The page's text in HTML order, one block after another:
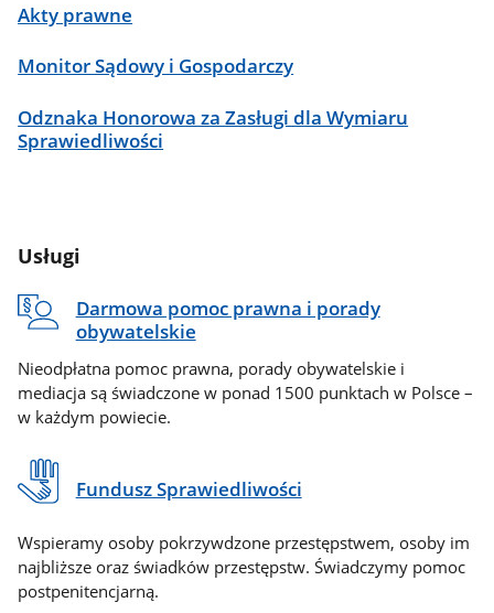
Akty prawne
Monitor Sądowy i Gospodarczy
Odznaka Honorowa za Zasługi dla Wymiaru
Sprawiedliwości
Usługi
Darmowa pomoc prawna i porady
obywatelskie
Nieodpłatna pomoc prawna, porady obywatelskie i
mediacja są świadczone w ponad 1500 punktach w Polsce –
w każdym powiecie.
Fundusz Sprawiedliwości
Wspieramy osoby pokrzywdzone przestępstwem, osoby im
najbliższe oraz świadków przestępstw. Świadczymy pomoc
postpenitencjarną.